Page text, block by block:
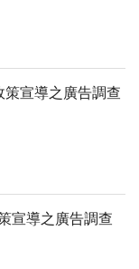
宣導之廣告調查
宣導之廣告調查